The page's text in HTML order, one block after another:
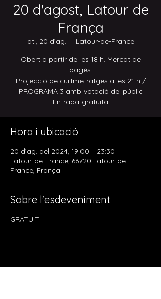
20 d'agost, Latour de
França
dt., 20 d’ag.
  |
Latour-de-France
Obert a partir de les 18 h. Mercat de
pagès.
Projecció de curtmetratges a les 21 h /
PROGRAMA 3 amb votació del públic
Entrada gratuïta
Hora i ubicació
20 d’ag. del 2024, 19:00 – 23:30
Latour-de-France, 66720 Latour-de-
France, França
Sobre l'esdeveniment
GRATUIT